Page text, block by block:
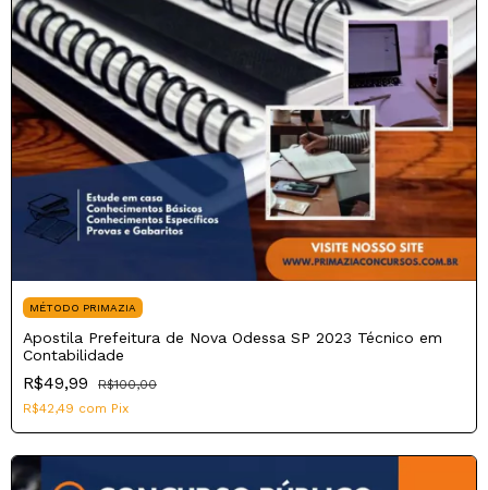
MÉTODO PRIMAZIA
Apostila Prefeitura de Nova Odessa SP 2023 Técnico em
Contabilidade
R$49,99
R$100,00
R$42,49 com Pix